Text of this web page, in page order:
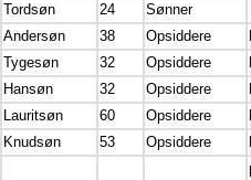
Tordsøn 24
Sønner
Andersøn 38 Opsiddere
Tygesøn 32 Opsiddere
Hansøn 32 Opsiddere
Lauritsøn 60 Opsiddere
Knudsøn 53 Opsiddere